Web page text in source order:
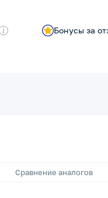
i Бонусы за
Сравнение аналогов